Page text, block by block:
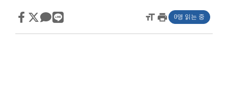
format_sizeprint 0명 읽는 중